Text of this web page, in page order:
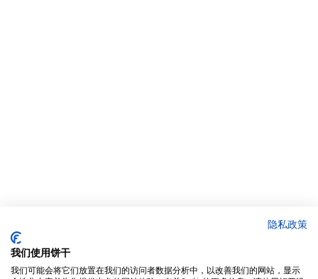
隐私政策
我们使用饼干
我们可能会将它们放置在我们的访问者数据分析中，以改善我们的网站，显示